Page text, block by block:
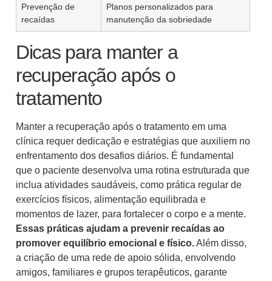
Prevenção de
recaídas
Planos personalizados para
manutenção da sobriedade
Dicas para manter a
recuperação após o
tratamento
Manter a recuperação após o tratamento em uma
clínica requer dedicação e estratégias que auxiliem no
enfrentamento dos desafios diários. É fundamental
que o paciente desenvolva uma rotina estruturada que
inclua atividades saudáveis, como prática regular de
exercícios físicos, alimentação equilibrada e
momentos de lazer, para fortalecer o corpo e a mente.
Essas práticas ajudam a prevenir recaídas ao
promover equilíbrio emocional e físico.Além disso,
a criação de uma rede de apoio sólida, envolvendo
amigos, familiares e grupos terapêuticos, garante